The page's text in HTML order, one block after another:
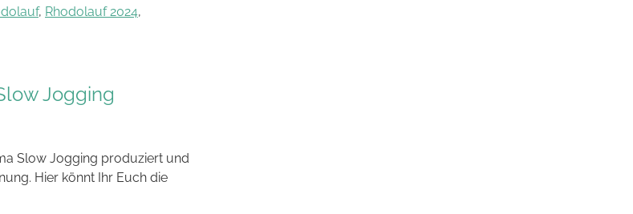
, Rhodolauf 2024,
Jogging
Slow Jogging produziert und
Hier könnt Ihr Euch die